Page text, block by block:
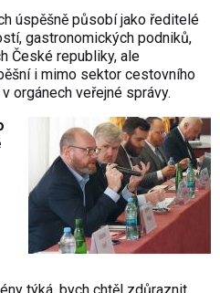
úspěšně působí jako ředitelé
gastronomických podniků,
České republiky, ale
i mimo sektor cestovního
orgánech veřejné správy.